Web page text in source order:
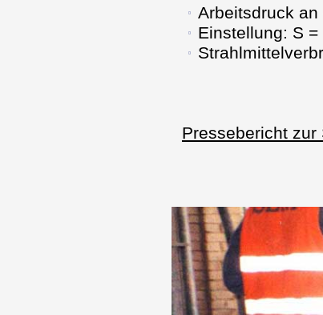
Arbeitsdruck
Einstellung: S =
Pressebericht zur